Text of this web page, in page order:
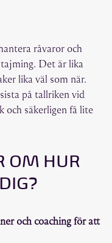
råvaror och
Det är lika
lika väl som när.
på tallriken vid
och säkerligen få lite
OM HUR
och coaching för att